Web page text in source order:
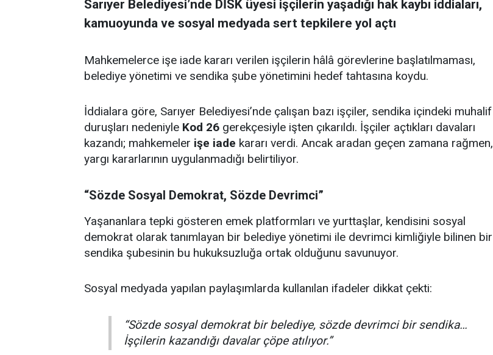
Sarıyer Belediyesi’nde DİSK üyesi işçilerin yaşadığı hak kaybı iddiaları,
kamuoyunda ve sosyal medyada sert tepkilere yol açtı
Mahkemelerce işe iade kararı verilen işçilerin hâlâ görevlerine başlatılmaması,
belediye yönetimi ve sendika şube yönetimini hedef tahtasına koydu.
İddialara göre, Sarıyer Belediyesi’nde çalışan bazı işçiler, sendika içindeki muhalif
duruşları nedeniyle Kod 26 gerekçesiyle işten çıkarıldı. İşçiler açtıkları davaları
kazandı; mahkemeler işe iade kararı verdi. Ancak aradan geçen zamana rağmen,
yargı kararlarının uygulanmadığı belirtiliyor.
“Sözde Sosyal Demokrat, Sözde Devrimci”
Yaşananlara tepki gösteren emek platformları ve yurttaşlar, kendisini sosyal
demokrat olarak tanımlayan bir belediye yönetimi ile devrimci kimliğiyle bilinen bir
sendika şubesinin bu hukuksuzluğa ortak olduğunu savunuyor.
Sosyal medyada yapılan paylaşımlarda kullanılan ifadeler dikkat çekti:
“Sözde sosyal demokrat bir belediye, sözde devrimci bir sendika…
İşçilerin kazandığı davalar çöpe atılıyor.”